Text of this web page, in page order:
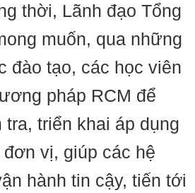
thời, Lãnh đạo Tổng
muốn, qua những
đào tạo, các học viên
pháp RCM để
tra, triển khai áp dụng
vị, giúp các hệ
hành tin cậy, tiến tới